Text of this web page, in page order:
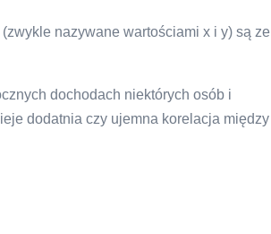
nazywane wartościami x i y) są ze
dochodach niektórych osób i
dodatnia czy ujemna korelacja między